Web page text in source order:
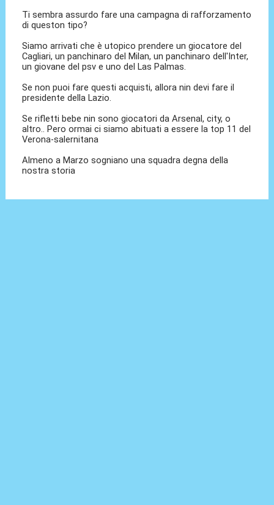
Ti sembra assurdo fare una campagna di rafforzamento
di queston tipo?
Siamo arrivati che è utopico prendere un giocatore del
Cagliari, un panchinaro del Milan, un panchinaro dell'Inter,
un giovane del psv e uno del Las Palmas.
Se non puoi fare questi acquisti, allora nin devi fare il
presidente della Lazio.
Se rifletti bebe nin sono giocatori da Arsenal, city, o
altro.. Pero ormai ci siamo abituati a essere la top 11 del
Verona-salernitana
Almeno a Marzo sogniano una squadra degna della
nostra storia